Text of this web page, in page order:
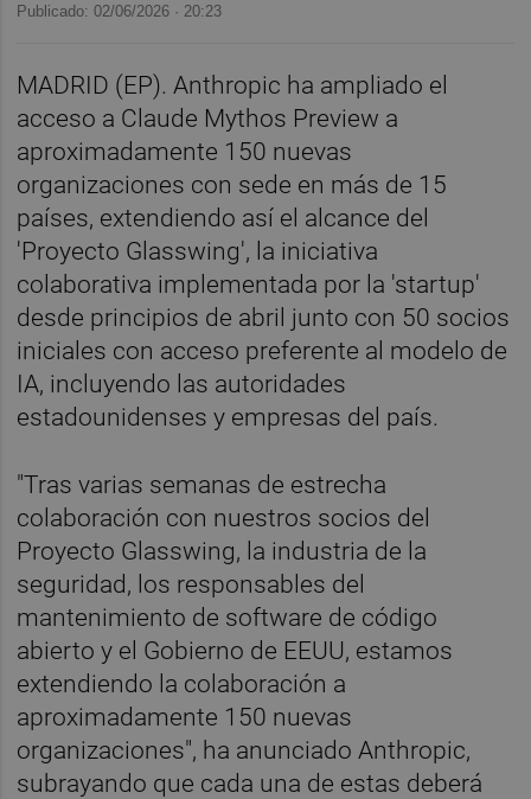
Publicado: 02/06/2026 · 20:23
MADRID (EP). Anthropic ha ampliado el
acceso a Claude Mythos Preview a
aproximadamente 150 nuevas
organizaciones con sede en más de 15
países, extendiendo así el alcance del
'Proyecto Glasswing', la iniciativa
colaborativa implementada por la 'startup'
desde principios de abril junto con 50 socios
iniciales con acceso preferente al modelo de
IA, incluyendo las autoridades
estadounidenses y empresas del país.
"Tras varias semanas de estrecha
colaboración con nuestros socios del
Proyecto Glasswing, la industria de la
seguridad, los responsables del
mantenimiento de software de código
abierto y el Gobierno de EEUU, estamos
extendiendo la colaboración a
aproximadamente 150 nuevas
organizaciones", ha anunciado Anthropic,
subrayando que cada una de estas deberá